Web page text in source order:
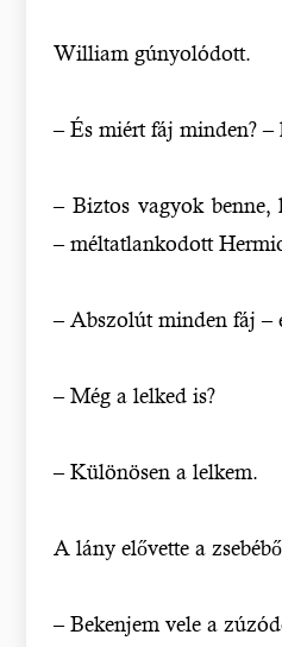
William gúnyolódott.
– És miért fáj minden? –
– Biztos vagyok
– méltatlankodott
– Abszolút minden fáj –
– Még a lelked is?
– Különösen a lelkem.
A lány elővette a
– Bekenjem vele a